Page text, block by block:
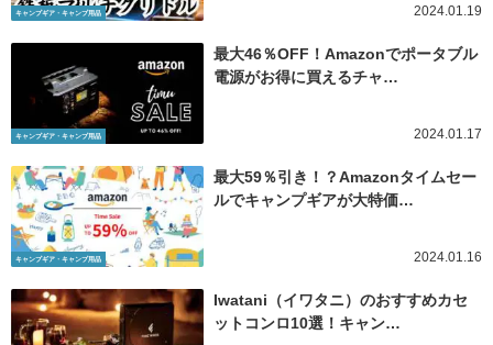
キャンプギア・キャンプ用品 2024.01.19
キャンプギア・キャンプ用品
最大46％OFF！Amazonでポータブル
電源がお得に買えるチャ…
2024.01.17
キャンプギア・キャンプ用品
最大59％引き！？Amazonタイムセー
ルでキャンプギアが大特価…
2024.01.16
Iwatani（イワタニ）のおすすめカセ
ットコンロ10選！キャン…